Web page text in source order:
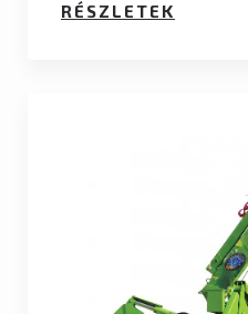
RÉSZLETEK